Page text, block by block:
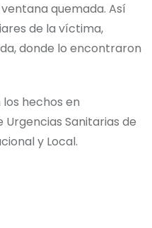
quemada. Así
de la víctima,
donde lo encontraron
los hechos en
Sanitarias de
y Local.